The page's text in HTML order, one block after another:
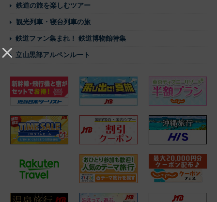
鉄道の旅を楽しむツアー
観光列車・寝台列車の旅
鉄道ファン集まれ！ 鉄道博物館特集
立山黒部アルペンルート